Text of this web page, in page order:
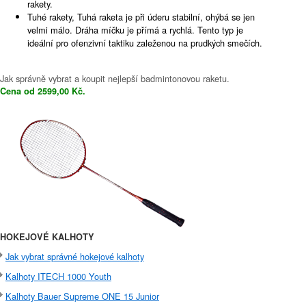
rakety.
Tuhé rakety, Tuhá raketa je při úderu stabilní, ohýbá se jen
velmi málo. Dráha míčku je přímá a rychlá. Tento typ je
ideální pro ofenzivní taktiku zaleženou na prudkých smečích.
Jak správně vybrat a koupit nejlepší badmintonovou raketu.
Cena od 2599,00 Kč.
HOKEJOVÉ KALHOTY
Jak vybrat správné hokejové kalhoty
Kalhoty ITECH 1000 Youth
Kalhoty Bauer Supreme ONE 15 Junior